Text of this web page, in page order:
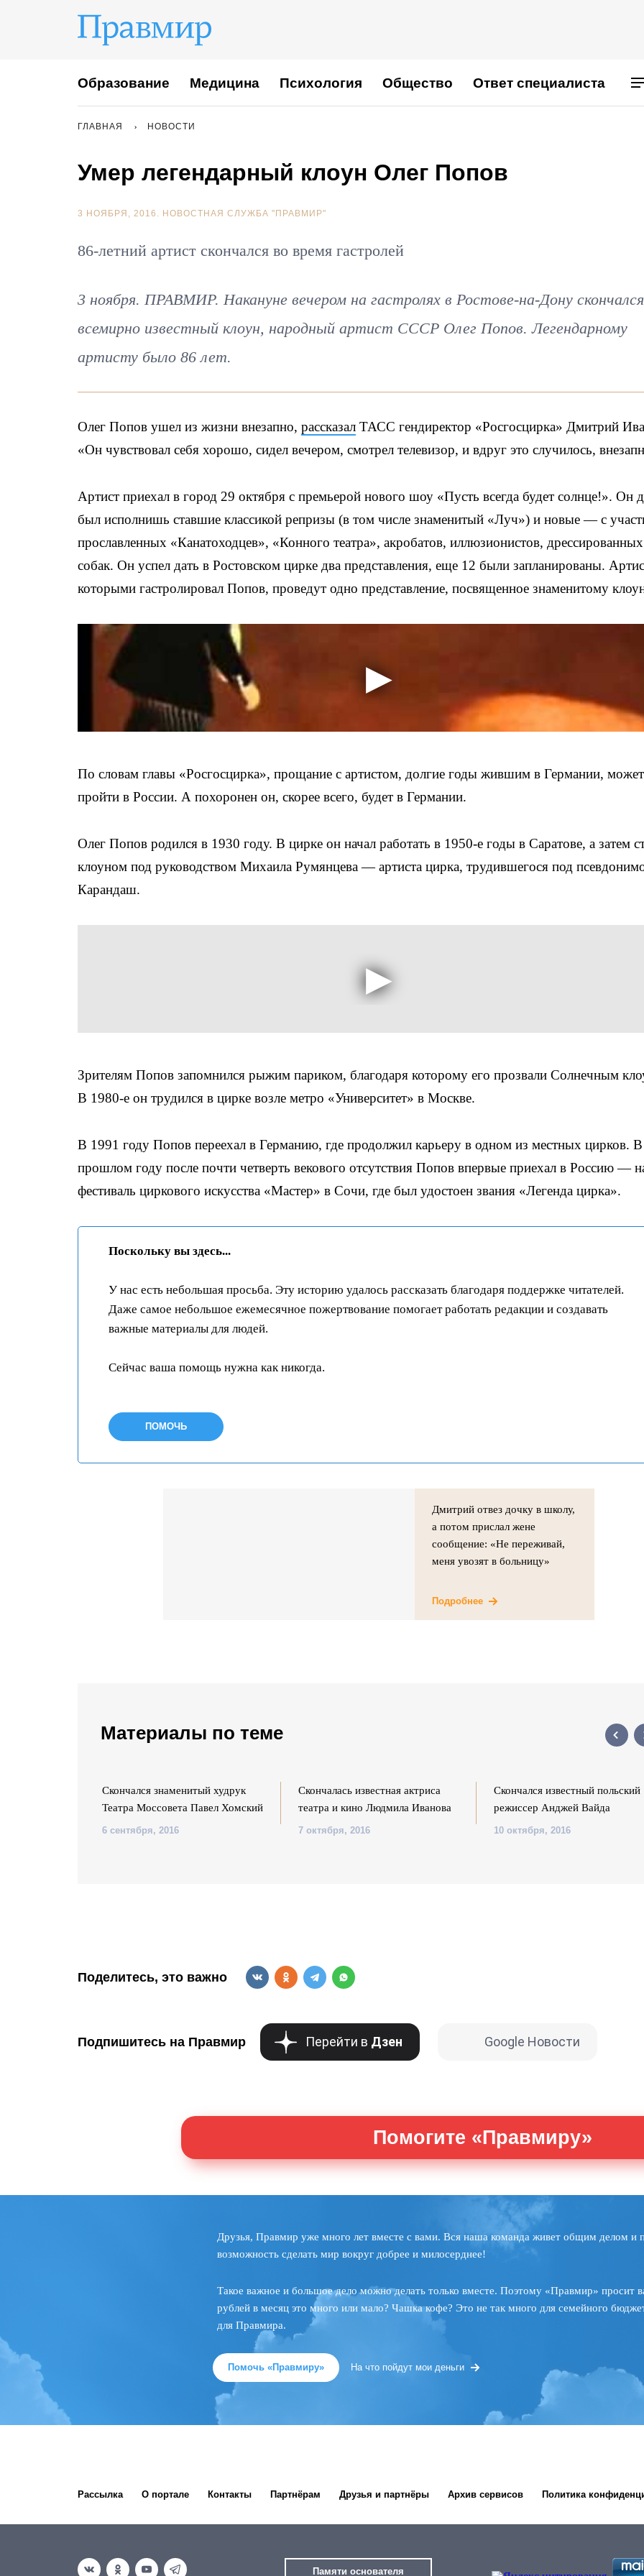
Образование Медицина Психология Общество Ответ специалиста
ГЛАВНАЯ НОВОСТИ
Умер легендарный клоун Олег Попов
3 НОЯБРЯ, 2016. НОВОСТНАЯ СЛУЖБА "ПРАВМИР"
86-летний артист скончался во время гастролей
3 ноября. ПРАВМИР. Накануне вечером на гастролях в Ростове-на-Дону скончался
всемирно известный клоун, народный артист СССР Олег Попов. Легендарному
артисту было 86 лет.
Олег Попов ушел из жизни внезапно, рассказал ТАСС гендиректор «Росгосцирка» Дмитрий
«Он чувствовал себя хорошо, сидел вечером, смотрел телевизор, и вдруг это случилось,
Артист приехал в город 29 октября с премьерой нового шоу «Пусть всегда будет солнце!». Он
был исполнишь ставшие классикой репризы (в том числе знаменитый «Луч») и новые — с
прославленных «Канатоходцев», «Конного театра», акробатов, иллюзионистов, дрессированных
собак. Он успел дать в Ростовском цирке два представления, еще 12 были запланированы.
которыми гастролировал Попов, проведут одно представление, посвященное знаменитому
По словам главы «Росгосцирка», прощание с артистом, долгие годы жившим в Германии, может
пройти в России. А похоронен он, скорее всего, будет в Германии.
Олег Попов родился в 1930 году. В цирке он начал работать в 1950-е годы в Саратове, а затем
клоуном под руководством Михаила Румянцева — артиста цирка, трудившегося под
Карандаш.
Зрителям Попов запомнился рыжим париком, благодаря которому его прозвали Солнечным
В 1980-е он трудился в цирке возле метро «Университет» в Москве.
В 1991 году Попов переехал в Германию, где продолжил карьеру в одном из местных цирков. В
прошлом году после почти четверть векового отсутствия Попов впервые приехал в Россию —
фестиваль циркового искусства «Мастер» в Сочи, где был удостоен звания «Легенда цирка».
Поскольку вы здесь...
У нас есть небольшая просьба. Эту историю удалось рассказать благодаря поддержке читателей.
Даже самое небольшое ежемесячное пожертвование помогает работать редакции и создавать
важные материалы для людей.
Сейчас ваша помощь нужна как никогда.
ПОМОЧЬ
Дмитрий отвез дочку в школу,
а потом прислал жене
сообщение: «Не переживай,
меня увозят в больницу»
Подробнее
Материалы по теме
Скончался знаменитый худрук
Театра Моссовета Павел Хомский
6 сентября, 2016
Скончалась известная актриса
театра и кино Людмила Иванова
7 октября, 2016
Скончался известный польский
режиссер Анджей Вайда
10 октября, 2016
Поделитесь, это важно
Подпишитесь на Правмир Перейти в Дзен Google Новости
Помогите «Правмиру»
Друзья, Правмир уже много лет вместе с вами. Вся наша команда живет общим делом и
возможность сделать мир вокруг добрее и милосерднее!
Такое важное и большое дело можно делать только вместе. Поэтому «Правмир» просит
рублей в месяц это много или мало? Чашка кофе? Это не так много для семейного
для Правмира.
Помочь «Правмиру» На что пойдут мои деньги
Рассылка О портале Контакты Партнёрам Друзья и партнёры Архив сервисов Политика
Памяти основателя